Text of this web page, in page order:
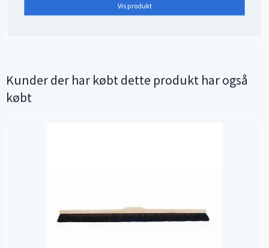
Vis produkt
Kunder der har købt dette produkt har også
købt